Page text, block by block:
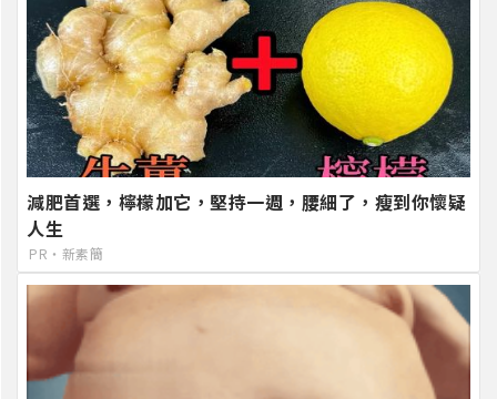
減肥首選，檸檬加它，堅持一週，腰細了，瘦到你懷疑
人生
PR・新素簡